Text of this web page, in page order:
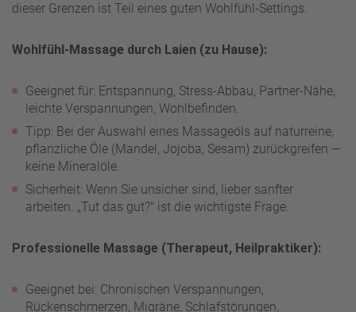
dieser Grenzen ist Teil eines guten Wohlfühl-Settings.
Wohlfühl-Massage durch Laien (zu Hause):
Geeignet für: Entspannung, Stress-Abbau, Partner-Nähe,
leichte Verspannungen, Wohlbefinden.
Tipp: Bei der Auswahl eines Massageöls auf naturreine,
pflanzliche Öle (Mandel, Jojoba, Sesam) zurückgreifen —
keine Mineralöle.
Sicherheit: Wenn Sie unsicher sind, lieber sanfter
arbeiten. „Tut das gut?" ist die wichtigste Frage.
Professionelle Massage (Therapeut, Heilpraktiker):
Geeignet bei: Chronischen Verspannungen,
Rückenschmerzen, Migräne, Schlafstörungen,